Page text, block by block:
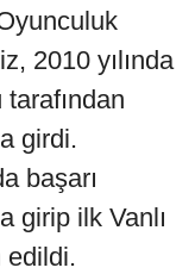
2010 yılında
girdi.
başarı
girip ilk Vanlı
edildi.